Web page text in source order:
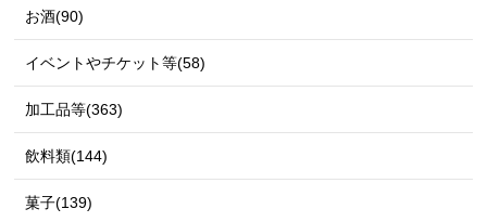
お酒(90)
イベントやチケット等(58)
加工品等(363)
飲料類(144)
菓子(139)